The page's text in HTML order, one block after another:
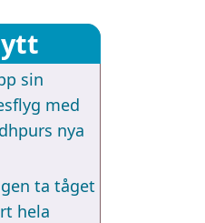
sin
med
nya
ta tåget
hela